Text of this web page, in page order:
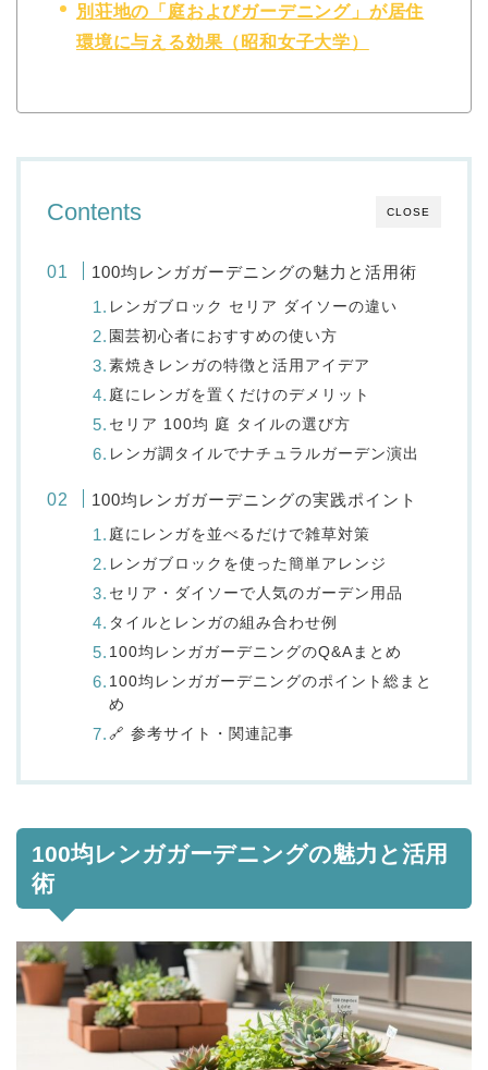
別荘地の「庭およびガーデニング」が居住
環境に与える効果（昭和女子大学）
CLOSE
Contents
100均レンガガーデニングの魅力と活用術
レンガブロック セリア ダイソーの違い
園芸初心者におすすめの使い方
素焼きレンガの特徴と活用アイデア
庭にレンガを置くだけのデメリット
セリア 100均 庭 タイルの選び方
レンガ調タイルでナチュラルガーデン演出
100均レンガガーデニングの実践ポイント
庭にレンガを並べるだけで雑草対策
レンガブロックを使った簡単アレンジ
セリア・ダイソーで人気のガーデン用品
タイルとレンガの組み合わせ例
100均レンガガーデニングのQ&Aまとめ
100均レンガガーデニングのポイント総まと
め
🔗 参考サイト・関連記事
100均レンガガーデニングの魅力と活用
術